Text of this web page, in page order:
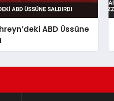
ABD Üssüne